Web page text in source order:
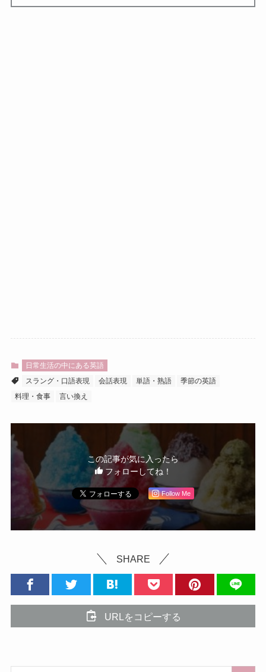
日常生活の中にある英語
スラング・口語表現
会話表現 単語・熟語
季節の英語
料理・食事
言い換え
この記事が気に入ったら
フォローしてね！
Follow Me
SHARE
URLをコピーする